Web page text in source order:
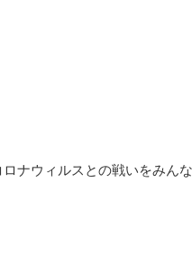
ナウィルスとの戦いをみん